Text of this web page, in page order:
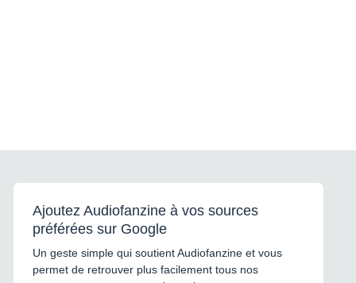
Ajoutez Audiofanzine à vos sources
préférées sur Google
Un geste simple qui soutient Audiofanzine et vous
permet de retrouver plus facilement tous nos